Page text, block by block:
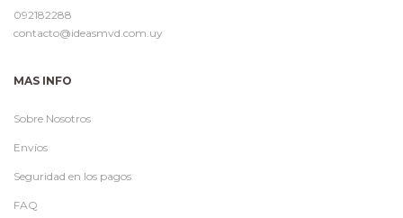
092182288
contacto@ideasmvd.com.uy
MAS INFO
Sobre Nosotros
Envíos
Seguridad en los pagos
FAQ